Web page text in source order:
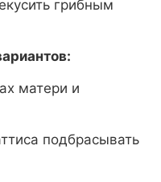
грибным
матери и
подбрасывать